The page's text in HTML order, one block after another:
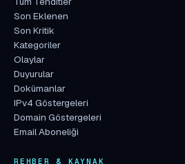
Son Eklenen
Son Kritik
Kategoriler
Olaylar
Duyurular
Dokümanlar
IPv4 Göstergeleri
Domain Göstergeleri
Email Aboneliği
REHBER & KAYNAK